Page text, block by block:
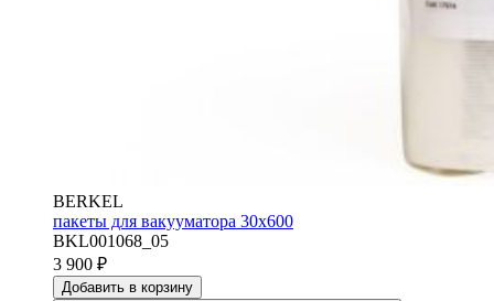
BERKEL
пакеты для вакууматора 30х600
BKL001068_05
3 900 ₽
Добавить в корзину